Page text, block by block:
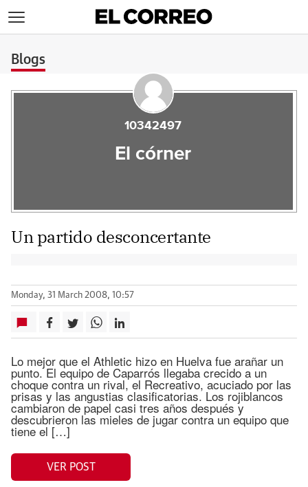
Blogs
10342497
El córner
Un partido desconcertante
Monday, 31 March 2008, 10:57
Lo mejor que el Athletic hizo en Huelva fue arañar un
punto. El equipo de Caparrós llegaba crecido a un
choque contra un rival, el Recreativo, acuciado por las
prisas y las angustias clasificatorias. Los rojiblancos
cambiaron de papel casi tres años después y
descubrieron las mieles de jugar contra un equipo que
tiene el […]
VER POST